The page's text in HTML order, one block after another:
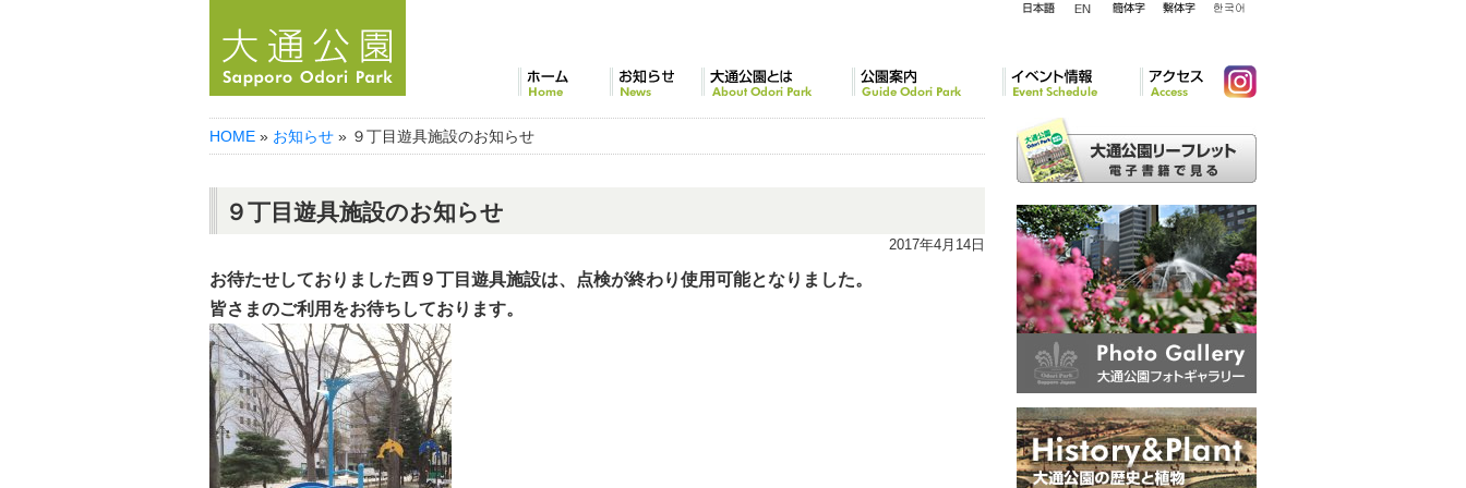
ス
HOME » お知らせ » ９丁目遊具施設のお知らせ
９丁目遊具施設のお知らせ
2017年4月14日
お待たせしておりました西９丁目遊具施設は、点検が終わり使用可能となりました。
皆さまのご利用をお待ちしております。